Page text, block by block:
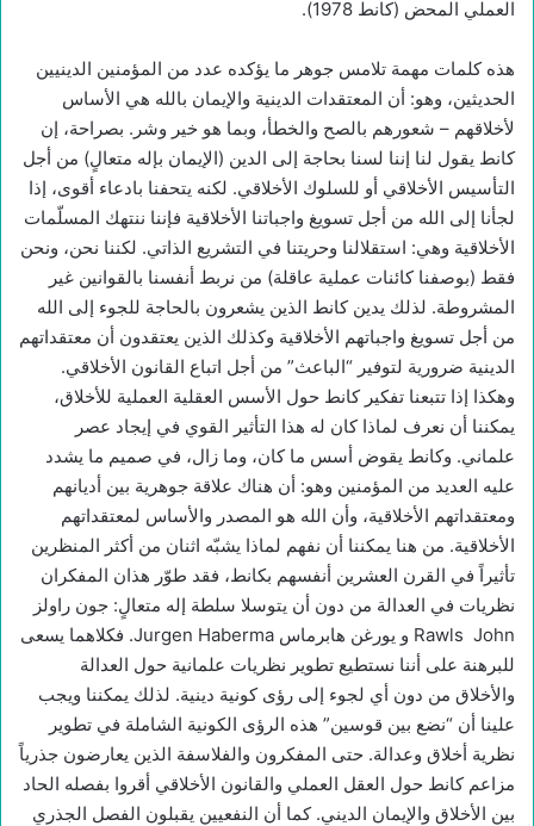
العملي المحض (كانط 1978).
هذه كلمات مهمة تلامس جوهر ما يؤكده عدد من المؤمنين الدينيين
الحديثين، وهو: أن المعتقدات الدينية والإيمان بالله هي الأساس
لأخلاقهم – شعورهم بالصح والخطأ، وبما هو خير وشر. بصراحة، إن
كانط يقول لنا إننا لسنا بحاجة إلى الدين (الإيمان بإله متعالٍ) من أجل
التأسيس الأخلاقي أو للسلوك الأخلاقي. لكنه يتحفنا بادعاء أقوى، إذا
لجأنا إلى الله من أجل تسويغ واجباتنا الأخلاقية فإننا ننتهك المسلّمات
الأخلاقية وهي: استقلالنا وحريتنا في التشريع الذاتي. لكننا نحن، ونحن
فقط (بوصفنا كائنات عملية عاقلة) من نربط أنفسنا بالقوانين غير
المشروطة. لذلك يدين كانط الذين يشعرون بالحاجة للجوء إلى الله
من أجل تسويغ واجباتهم الأخلاقية وكذلك الذين يعتقدون أن معتقداتهم
الدينية ضرورية لتوفير “الباعث” من أجل اتباع القانون الأخلاقي.
وهكذا إذا تتبعنا تفكير كانط حول الأسس العقلية العملية للأخلاق،
يمكننا أن نعرف لماذا كان له هذا التأثير القوي في إيجاد عصر
علماني. وكانط يقوض أسس ما كان، وما زال، في صميم ما يشدد
عليه العديد من المؤمنين وهو: أن هناك علاقة جوهرية بين أديانهم
ومعتقداتهم الأخلاقية، وأن الله هو المصدر والأساس لمعتقداتهم
الأخلاقية. من هنا يمكننا أن نفهم لماذا يشبّه اثنان من أكثر المنظرين
تأثيراً في القرن العشرين أنفسهم بكانط، فقد طوّر هذان المفكران
نظريات في العدالة من دون أن يتوسلا سلطة إله متعالٍ: جون راولز
Rawls John و يورغن هابرماس Jurgen Haberma. فكلاهما يسعى
للبرهنة على أننا نستطيع تطوير نظريات علمانية حول العدالة
والأخلاق من دون أي لجوء إلى رؤى كونية دينية. لذلك يمكننا ويجب
علينا أن “نضع بين قوسين” هذه الرؤى الكونية الشاملة في تطوير
نظرية أخلاق وعدالة. حتى المفكرون والفلاسفة الذين يعارضون جذرياً
مزاعم كانط حول العقل العملي والقانون الأخلاقي أقروا بفصله الحاد
بين الأخلاق والإيمان الديني. كما أن النفعيين يقبلون الفصل الجذري